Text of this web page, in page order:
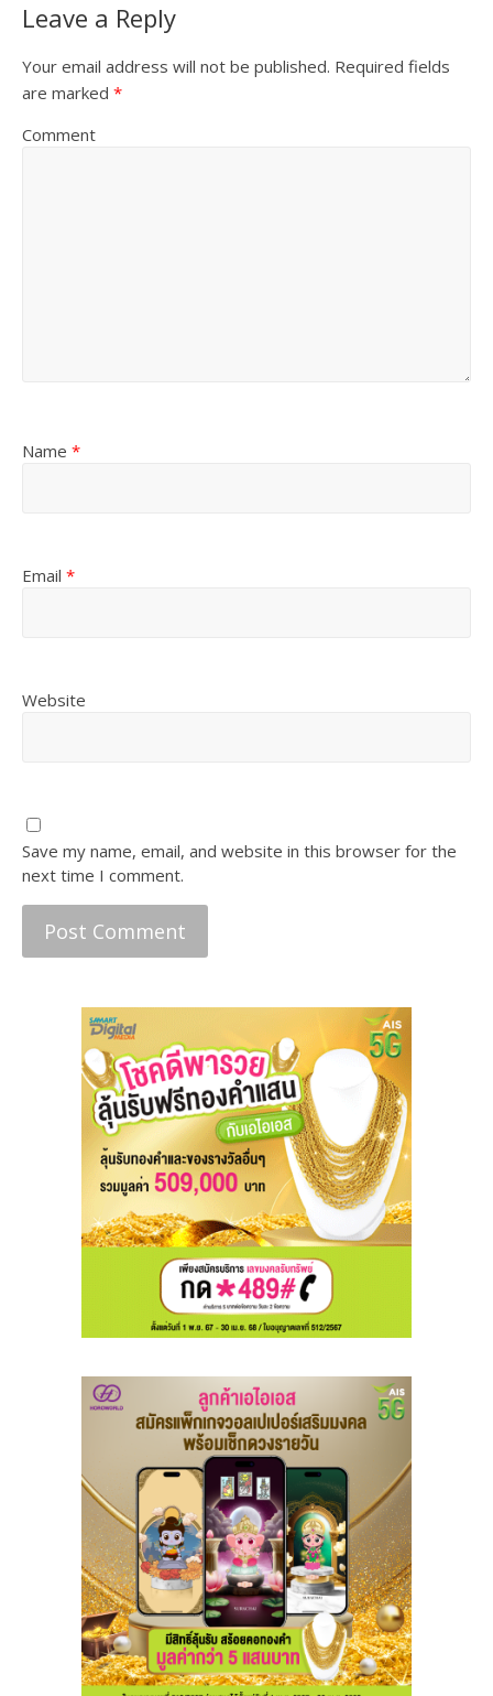
Leave a Reply
Your email address will not be published. Required fields
are marked *
Comment
Name *
Email *
Website
Save my name, email, and website in this browser for the
next time I comment.